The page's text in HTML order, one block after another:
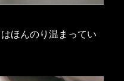
ほんのり温まってい